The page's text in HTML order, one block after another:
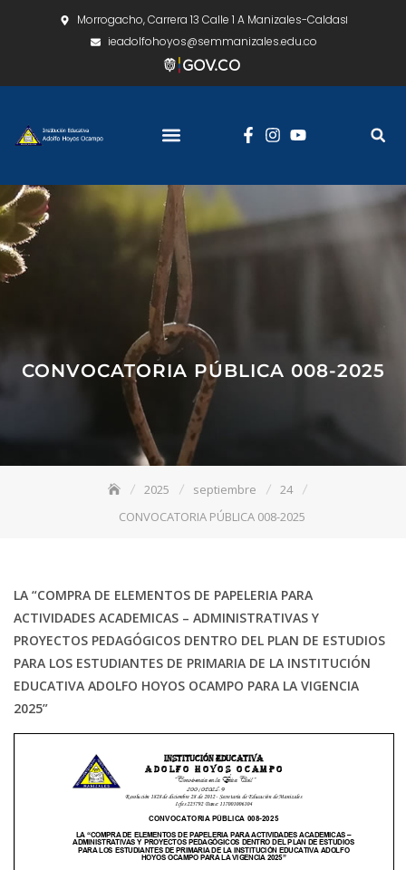
Morrogacho, Carrera 13 Calle 1 A Manizales-Caldas
ieadolfohoyos@semmanizales.edu.co
CONVOCATORIA PÚBLICA 008-2025
2025 septiembre
24
CONVOCATORIA PÚBLICA 008-2025
LA “COMPRA DE ELEMENTOS DE PAPELERIA PARA
ACTIVIDADES ACADEMICAS – ADMINISTRATIVAS Y
PROYECTOS PEDAGÓGICOS DENTRO DEL PLAN DE ESTUDIOS
PARA LOS ESTUDIANTES DE PRIMARIA DE LA INSTITUCIÓN
EDUCATIVA ADOLFO HOYOS OCAMPO PARA LA VIGENCIA
2025”